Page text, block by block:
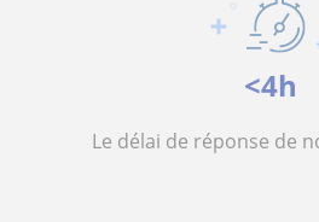
<4h
Le délai de réponse de